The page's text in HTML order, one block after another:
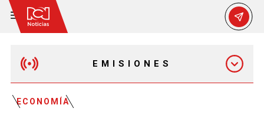
EMISIONES
ECONOMÍA